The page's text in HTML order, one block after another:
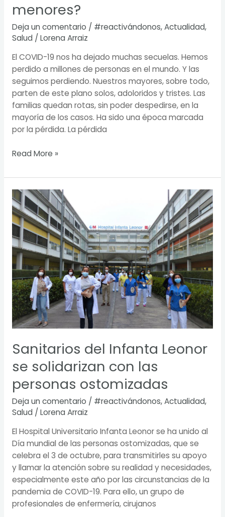
menores?
Deja un comentario / #reactivándonos,Actualidad,
Salud / Lorena Arraiz
El COVID-19 nos ha dejado muchas secuelas. Hemos
perdido a millones de personas en el mundo. Y las
seguimos perdiendo. Nuestros mayores, sobre todo,
parten de este plano solos, adoloridos y tristes. Las
familias quedan rotas, sin poder despedirse, en la
mayoría de los casos. Ha sido una época marcada
por la pérdida. La pérdida
Read More »
Sanitarios del Infanta Leonor
se solidarizan con las
personas ostomizadas
Deja un comentario / #reactivándonos,Actualidad,
Salud / Lorena Arraiz
El Hospital Universitario Infanta Leonor se ha unido al
Día mundial de las personas ostomizadas, que se
celebra el 3 de octubre, para transmitirles su apoyo
y llamar la atención sobre su realidad y necesidades,
especialmente este año por las circunstancias de la
pandemia de COVID-19. Para ello, un grupo de
profesionales de enfermería, cirujanos
Sanitarios
del
Infanta
Leonor
se
solidarizan
con
las
personas
ostomizadas